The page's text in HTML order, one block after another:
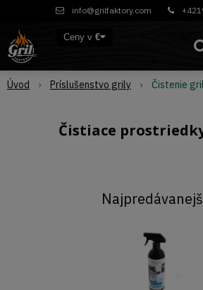
info@grilfaktory.com
Ceny v €
Úvod Príslušenstvo grily Čistenie
Čistiace